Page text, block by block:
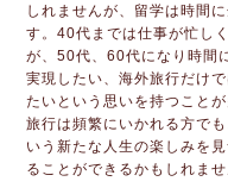
しれませんが、留学は時間
す。40代までは仕事が忙し
が、50代、60代になり時間
実現したい、海外旅行だけ
たいという思いを持つこと
旅行は頻繁にいかれる方で
いう新たな人生の楽しみを
ることができるかもしれませ